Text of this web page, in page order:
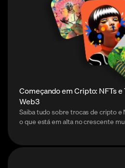
Começando em Cripto: NFTs e
Web3
Saiba tudo sobre trocas de cripto e
o que está em alta no crescente